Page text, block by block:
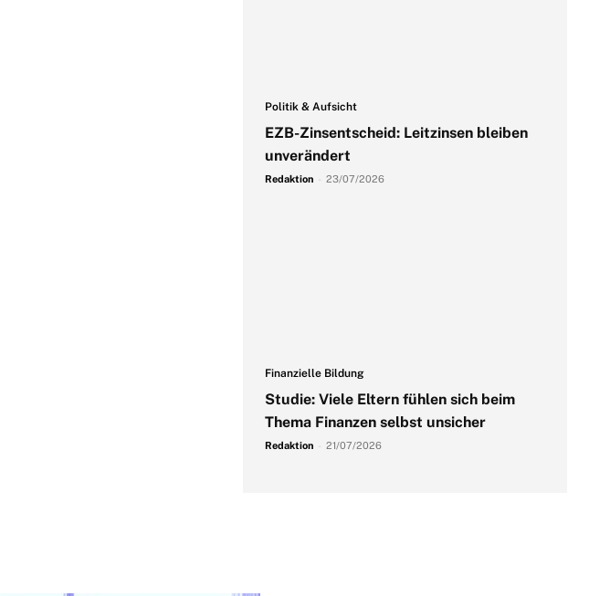
Politik & Aufsicht
EZB-Zinsentscheid: Leitzinsen bleiben
unverändert
Redaktion 23/07/2026
Finanzielle Bildung
Studie: Viele Eltern fühlen sich beim
Thema Finanzen selbst unsicher
Redaktion 21/07/2026